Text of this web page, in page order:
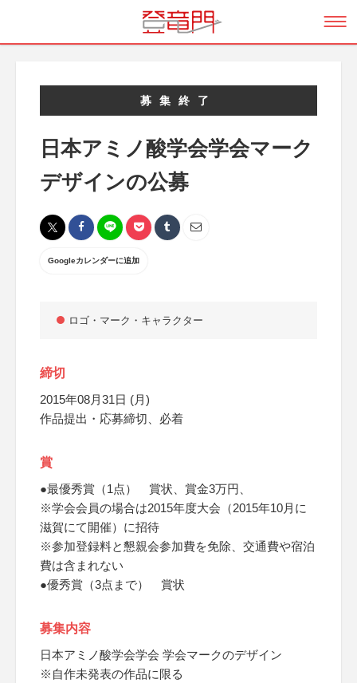
募集終了
日本アミノ酸学会学会マーク
デザインの公募
Googleカレンダーに追加
ロゴ・マーク・キャラクター
締切
2015年08月31日 (月)
作品提出・応募締切、必着
賞
●最優秀賞（1点） 賞状、賞金3万円、
※学会会員の場合は2015年度大会（2015年10月に
滋賀にて開催）に招待
※参加登録料と懇親会参加費を免除、交通費や宿泊
費は含まれない
●優秀賞（3点まで） 賞状
募集内容
日本アミノ酸学会学会 学会マークのデザイン
※自作未発表の作品に限る